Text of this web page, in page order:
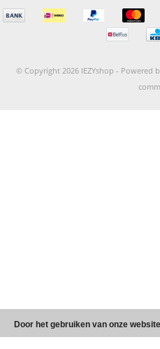
© Copyright 2026 IEZYshop - Powered
Door het gebruiken van onze